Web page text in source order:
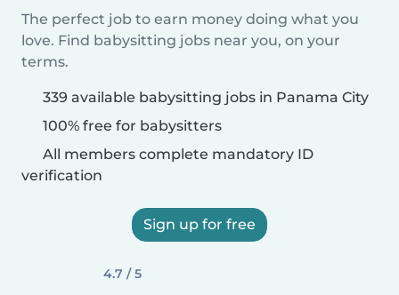
The perfect job to earn money doing what you
love. Find babysitting jobs near you, on your
terms.
339 available babysitting jobs in Panama City
100% free for babysitters
All members complete mandatory ID
verification
Sign up for free
4.7 / 5